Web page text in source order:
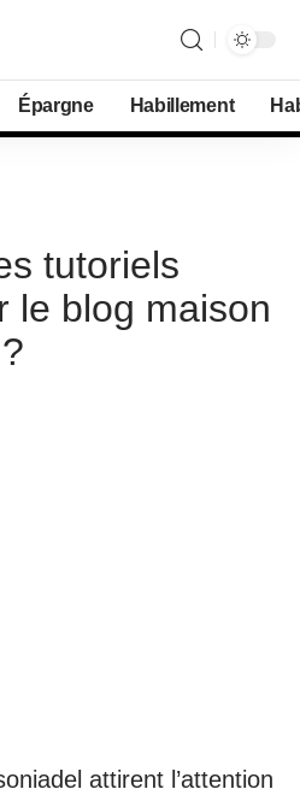
Épargne Habillement
tutoriels
le blog maison
attirent l’attention